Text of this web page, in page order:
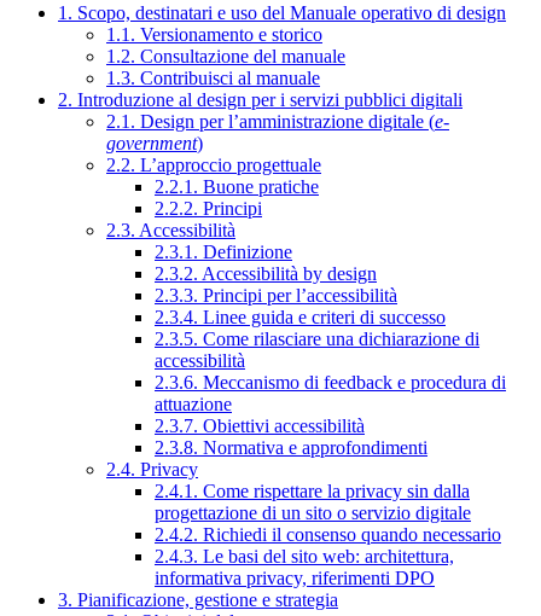
1. Scopo, destinatari e uso del Manuale operativo di design
1.1. Versionamento e storico
1.2. Consultazione del manuale
1.3. Contribuisci al manuale
2. Introduzione al design per i servizi pubblici digitali
2.1. Design per l’amministrazione digitale (e-
government)
2.2. L’approccio progettuale
2.2.1. Buone pratiche
2.2.2. Principi
2.3. Accessibilità
2.3.1. Definizione
2.3.2. Accessibilità by design
2.3.3. Principi per l’accessibilità
2.3.4. Linee guida e criteri di successo
2.3.5. Come rilasciare una dichiarazione di
accessibilità
2.3.6. Meccanismo di feedback e procedura di
attuazione
2.3.7. Obiettivi accessibilità
2.3.8. Normativa e approfondimenti
2.4. Privacy
2.4.1. Come rispettare la privacy sin dalla
progettazione di un sito o servizio digitale
2.4.2. Richiedi il consenso quando necessario
2.4.3. Le basi del sito web: architettura,
informativa privacy, riferimenti DPO
3. Pianificazione, gestione e strategia